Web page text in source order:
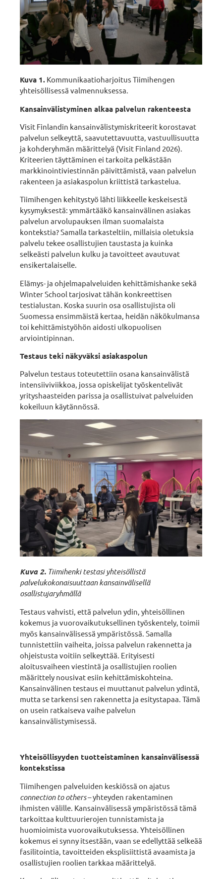
Kuva 1. Kommunikaatioharjoitus Tiimihengen
yhteisöllisessä valmennuksessa.
Kansainvälistyminen alkaa palvelun rakenteesta
Visit Finlandin kansainvälistymiskriteerit korostavat
palvelun selkeyttä, saavutettavuutta, vastuullisuutta
ja kohderyhmän määrittelyä (Visit Finland 2026).
Kriteerien täyttäminen ei tarkoita pelkästään
markkinointiviestinnän päivittämistä, vaan palvelun
rakenteen ja asiakaspolun kriittistä tarkastelua.
Tiimihengen kehitystyö lähti liikkeelle keskeisestä
kysymyksestä: ymmärtääkö kansainvälinen asiakas
palvelun arvolupauksen ilman suomalaista
kontekstia? Samalla tarkasteltiin, millaisia oletuksia
palvelu tekee osallistujien taustasta ja kuinka
selkeästi palvelun kulku ja tavoitteet avautuvat
ensikertalaiselle.
Elämys- ja ohjelmapalveluiden kehittämishanke sekä
Winter School tarjosivat tähän konkreettisen
testialustan. Koska suurin osa osallistujista oli
Suomessa ensimmäistä kertaa, heidän näkökulmansa
toi kehittämistyöhön aidosti ulkopuolisen
arviointipinnan.
Testaus teki näkyväksi asiakaspolun
Palvelun testaus toteutettiin osana kansainvälistä
intensiiviviikkoa, jossa opiskelijat työskentelivät
yrityshaasteiden parissa ja osallistuivat palveluiden
kokeiluun käytännössä.
Kuva 2. Tiimihenki testasi yhteisöllistä
palvelukokonaisuuttaan kansainvälisellä
osallistujaryhmällä
Testaus vahvisti, että palvelun ydin, yhteisöllinen
kokemus ja vuorovaikutuksellinen työskentely, toimii
myös kansainvälisessä ympäristössä. Samalla
tunnistettiin vaiheita, joissa palvelun rakennetta ja
ohjeistusta voitiin selkeyttää. Erityisesti
aloitusvaiheen viestintä ja osallistujien roolien
määrittely nousivat esiin kehittämiskohteina.
Kansainvälinen testaus ei muuttanut palvelun ydintä,
mutta se tarkensi sen rakennetta ja esitystapaa. Tämä
on usein ratkaiseva vaihe palvelun
kansainvälistymisessä.
Yhteisöllisyyden tuotteistaminen kansainvälisessä
kontekstissa
Tiimihengen palveluiden keskiössä on ajatus
connection to others– yhteyden rakentaminen
ihmisten välille. Kansainvälisessä ympäristössä tämä
tarkoittaa kulttuurierojen tunnistamista ja
huomioimista vuorovaikutuksessa. Yhteisöllinen
kokemus ei synny itsestään, vaan se edellyttää selkeää
fasilitointia, tavoitteiden eksplisiittistä avaamista ja
osallistujien roolien tarkkaa määrittelyä.